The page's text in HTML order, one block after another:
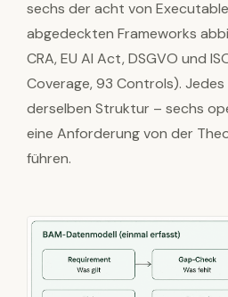
sechs der acht von
abgedeckten Frameworks
CRA, EU AI Act, DSGVO und
Coverage, 93 Controls).
derselben Struktur – sechs
eine Anforderung von der
führen.